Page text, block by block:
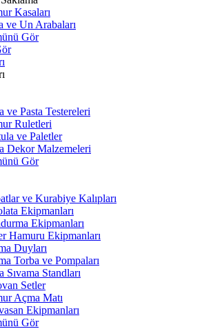
Kasaları
ve Un Arabaları
Gör
ve Pasta Testereleri
Ruletleri
ve Paletler
Dekor Malzemeleri
Gör
ve Kurabiye Kalıpları
Ekipmanları
Ekipmanları
Hamuru Ekipmanları
Duyları
Torba ve Pompaları
Sıvama Standları
Setler
Açma Matı
Ekipmanları
Gör